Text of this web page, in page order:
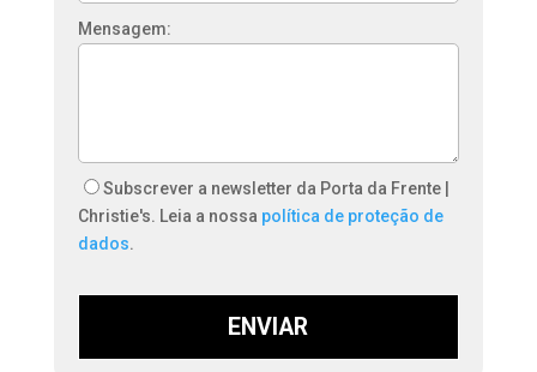
Mensagem:
Subscrever a newsletter da Porta da Frente |
Christie's. Leia a nossa política de proteção de
dados.
ENVIAR